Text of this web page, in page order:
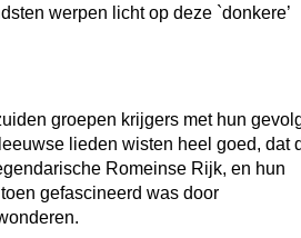
werpen licht op deze `donkere’
groepen krijgers met hun
lieden wisten heel goed, dat
Romeinse Rijk, en hun
gefascineerd was door